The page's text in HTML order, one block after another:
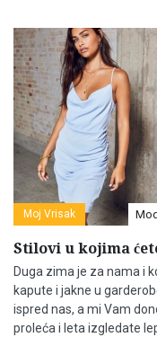
Moj Vrisak
Stilovi u kojima
Duga zima je za nama i
kapute i jakne u
ispred nas, a mi Vam
proleća i leta izgledate